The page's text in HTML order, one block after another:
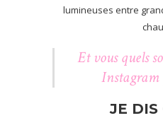
lumineuses entre
Et vous quels
Instagram
JE